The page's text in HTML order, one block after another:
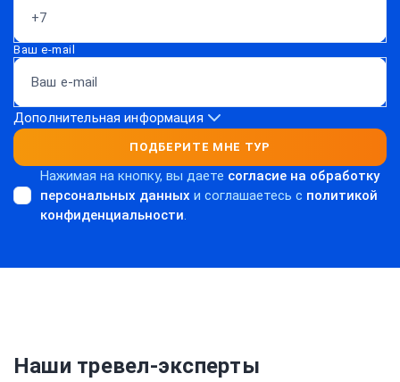
Ваш e-mail
Дополнительная информация
ПОДБЕРИТЕ МНЕ ТУР
Нажимая на кнопку, вы даете согласие на обработку
персональных данных и соглашаетесь c политикой
конфиденциальности.
Наши тревел-эксперты